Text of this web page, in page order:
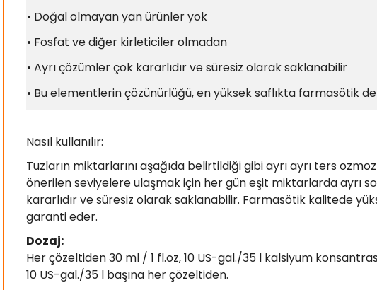
• Doğal olmayan yan ürünler yok
• Fosfat ve diğer kirleticiler olmadan
• Ayrı çözümler çok kararlıdır ve süresiz olarak saklanabilir
• Bu elementlerin çözünürlüğü, en yüksek saflıkta farmasötik
Nasıl kullanılır:
Tuzların miktarlarını aşağıda belirtildiği gibi ayrı ayrı ters
önerilen seviyelere ulaşmak için her gün eşit miktarlarda ayrı
kararlıdır ve süresiz olarak saklanabilir. Farmasötik kalitede
garanti eder.
Dozaj:
Her çözeltiden 30 ml / 1 fl.oz, 10 US-gal./35 l kalsiyum
10 US-gal./35 l başına her çözeltiden.